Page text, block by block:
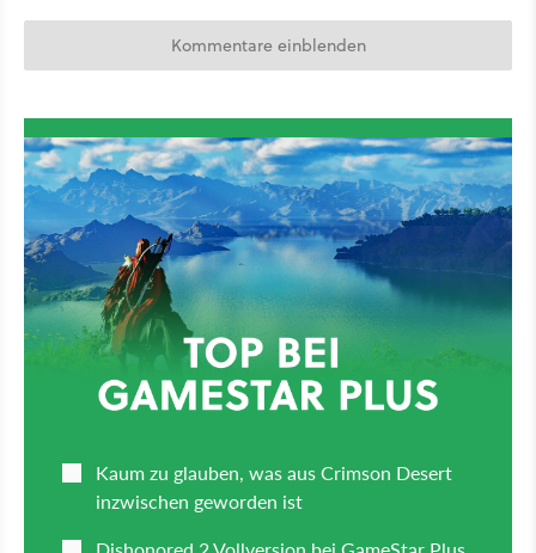
Kommentare einblenden